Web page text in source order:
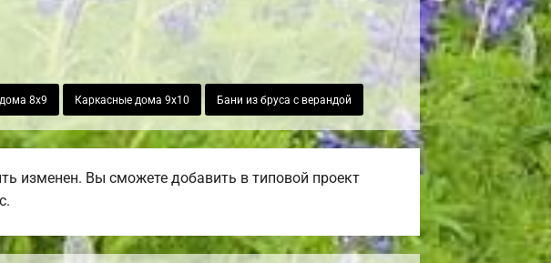
8х9 Каркасные дома 9х10 Бани из бруса с верандой
изменен. Вы сможете добавить в типовой проект